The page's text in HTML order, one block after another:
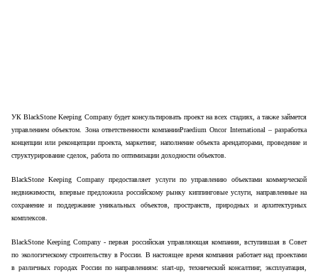
УКBlackStone Keeping Companyбудет консультировать проект на всех стадиях, а также займется
управлением объектом. Зона ответственности компанииPraedium Oncor International – разработка
концепции или реконцепции проекта, маркетинг, наполнение объекта арендаторами, проведение и
структурирование сделок, работа по оптимизации доходности объектов.
BlackStone Keeping Company предоставляет услуги по управлению объектами коммерческой
недвижимости, впервые предложила российскому рынку киппинговые услуги, направленные на
сохранение и поддержание уникальных объектов, пространств, природных и архитектурных
комплексов.
BlackStone Keeping Company - первая российская управляющая компания, вступившая в Совет
по экологическому строительству в России. В настоящее время компания работает над проектами
в различных городах России по направлениям: start-up, технический консалтинг, эксплуатация,